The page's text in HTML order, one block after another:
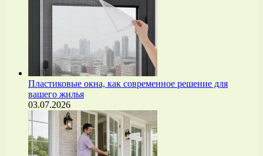
Пластиковые окна, как современное решение для
вашего жилья
03.07.2026